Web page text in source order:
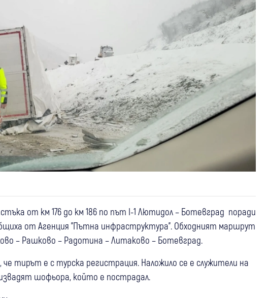
от км 176 до км 186 по път I-1 Лютидол – Ботевград поради
от Агенция "Пътна инфраструктура". Обходният маршрут
– Рашково – Радотина – Литаково – Ботевград.
тирът е с турска регистрация. Наложило се е служители на
шофьора, който е пострадал.